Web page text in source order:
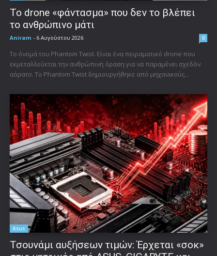
Το drone «φάντασμα» που δεν το βλέπει
το ανθρώπινο μάτι
Aniram - 6 Αυγούστου 2026 0
Το όνομά του Phantom Twist. Είναι ένα πειραματικό drone που
εκμεταλλεύεται την ανθρώπινη όραση για να παραμένει σχεδόν
αόρατο. Το Phantom Twist δημιουργήθηκε από μηχανικούς...
Asus
Τσουνάμι αυξήσεων τιμών: Έρχεται «σοκ»